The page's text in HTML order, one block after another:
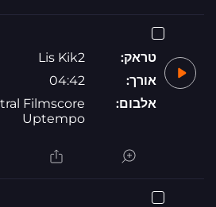
טראק:
Lis Kik2
אורך:
04:42
אלבום:
Filmscore
Uptempo